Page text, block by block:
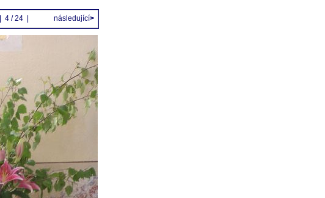
| 4 / 24 | následující>